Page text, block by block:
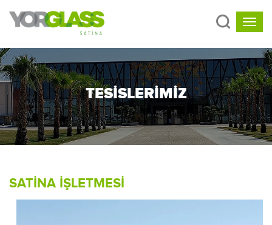
TESİSLERİMİZ
SATİNA İŞLETMESİ